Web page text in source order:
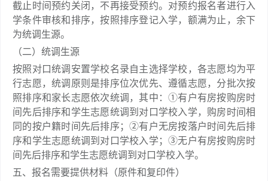
截止时间预约关闭，不再接受预约。对预约报名者进行入
学条件审核和排序，按照排序登记入学，额满为止，余下
为统调生源。
（二）统调生源
按照对口统调安置学校名录自主选择学校，各志愿均为平
行志愿，统调原则是排序位次优先、遵循志愿，分批次按
照排序和家长志愿依次统调，其中：①有户有房按购房时
间先后排序和学生志愿统调到对口学校入学，购房时间相
同的按户籍时间先后排序；②有户无房按落户时间先后排
序和学生志愿统调到对口学校入学；③无户有房按购房时
间先后排序和学生志愿统调到对口学校入学。
五、报名需要提供材料（原件和复印件）